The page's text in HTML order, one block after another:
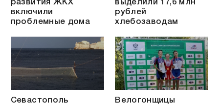
развития ЖКХ
включили
проблемные дома
выделили 17,6 млн
рублей
хлебозаводам
Севастополь
Велогонщицы